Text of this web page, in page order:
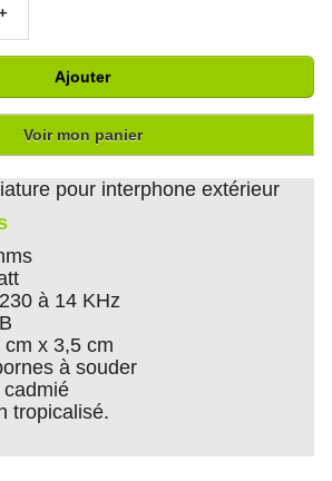
Ajouter
Voir mon panier
pour interphone extérieur
à 14 KHz
x 3,5 cm
à souder
tropicalisé.